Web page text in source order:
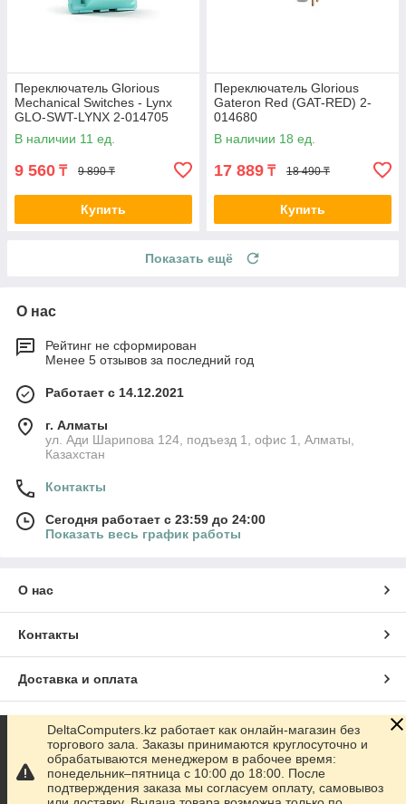
Переключатель Glorious
Mechanical Switches - Lynx
GLO-SWT-LYNX 2-014705
В наличии 11 ед.
9 560 ₸ 9 890 ₸
Купить
Переключатель Glorious
Gateron Red (GAT-RED) 2-
014680
В наличии 18 ед.
17 889 ₸ 18 490 ₸
Купить
Показать ещё
О нас
Рейтинг не сформирован
Менее 5 отзывов за последний год
Работает с 14.12.2021
г. Алматы
ул. Ади Шарипова 124, подъезд 1, офис 1, Алматы,
Казахстан
Контакты
Сегодня работает с 23:59 до 24:00
Показать весь график работы
О нас
Контакты
Доставка и оплата
График работы
Полная версия сайта
DeltaComputers.kz работает как онлайн-магазин без
торгового зала. Заказы принимаются круглосуточно и
обрабатываются менеджером в рабочее время:
понедельник–пятница с 10:00 до 18:00. После
подтверждения заказа мы согласуем оплату, самовывоз